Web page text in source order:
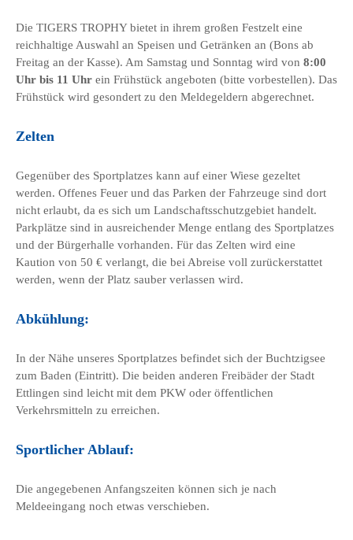
Die TIGERS TROPHY bietet in ihrem großen Festzelt eine
reichhaltige Auswahl an Speisen und Getränken an (Bons ab
Freitag an der Kasse). Am Samstag und Sonntag wird von 8:00
Uhr bis 11 Uhr ein Frühstück angeboten (bitte vorbestellen). Das
Frühstück wird gesondert zu den Meldegeldern abgerechnet.
Zelten
Gegenüber des Sportplatzes kann auf einer Wiese gezeltet
werden. Offenes Feuer und das Parken der Fahrzeuge sind dort
nicht erlaubt, da es sich um Landschaftsschutzgebiet handelt.
Parkplätze sind in ausreichender Menge entlang des Sportplatzes
und der Bürgerhalle vorhanden. Für das Zelten wird eine
Kaution von 50 € verlangt, die bei Abreise voll zurückerstattet
werden, wenn der Platz sauber verlassen wird.
Abkühlung:
In der Nähe unseres Sportplatzes befindet sich der Buchtzigsee
zum Baden (Eintritt). Die beiden anderen Freibäder der Stadt
Ettlingen sind leicht mit dem PKW oder öffentlichen
Verkehrsmitteln zu erreichen.
Sportlicher Ablauf:
Die angegebenen Anfangszeiten können sich je nach
Meldeeingang noch etwas verschieben.